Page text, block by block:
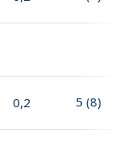
0,2 5 (8)